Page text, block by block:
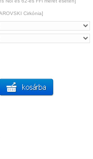
Cirkónia]